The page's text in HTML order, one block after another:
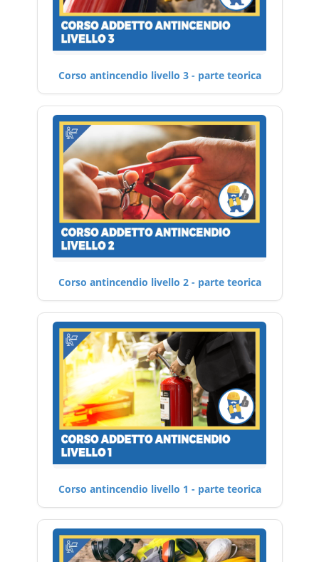
Corso antincendio livello 3 - parte teorica
Corso antincendio livello 2 - parte teorica
Corso antincendio livello 1 - parte teorica